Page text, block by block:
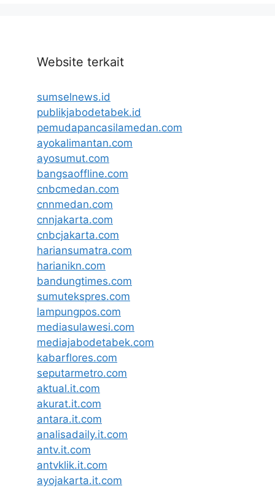
Website terkait
sumselnews.id
publikjabodetabek.id
pemudapancasilamedan.com
ayokalimantan.com
ayosumut.com
bangsaoffline.com
cnbcmedan.com
cnnmedan.com
cnnjakarta.com
cnbcjakarta.com
hariansumatra.com
harianikn.com
bandungtimes.com
sumutekspres.com
lampungpos.com
mediasulawesi.com
mediajabodetabek.com
kabarflores.com
seputarmetro.com
aktual.it.com
akurat.it.com
antara.it.com
analisadaily.it.com
antv.it.com
antvklik.it.com
ayojakarta.it.com